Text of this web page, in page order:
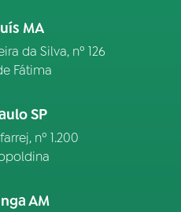
MA
da Silva, nº 126
Fátima
SP
nº 1.200
AM